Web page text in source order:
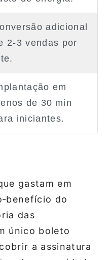
adicional
2‑3 vendas por
em
de 30 min
iniciantes.
gastam em
do
das
único boleto
a assinatura